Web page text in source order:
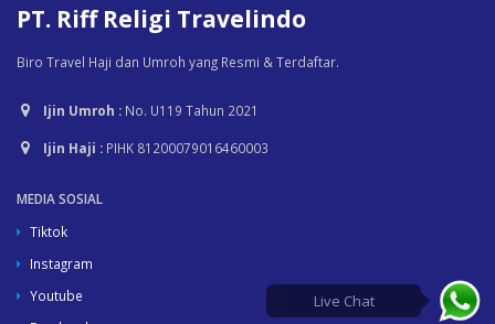
PT. Riff Religi Travelindo
Biro Travel Haji dan Umroh yang Resmi & Terdaftar.
Ijin Umroh : No. U119 Tahun 2021
Ijin Haji : PIHK 81200079016460003
MEDIA SOSIAL
Tiktok
Instagram
Youtube
Live Chat